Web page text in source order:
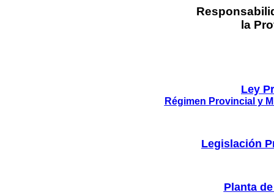
la
Ley
Régimen Provincial y
Legislación
Planta